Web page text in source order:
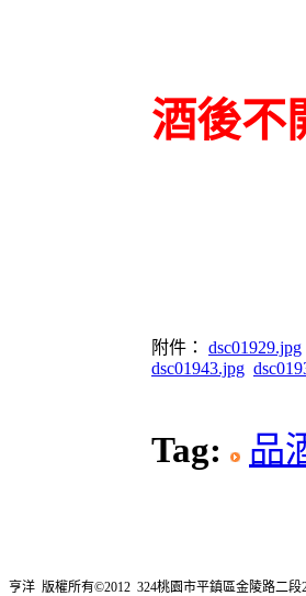
酒後不
附件： dsc01929.jpg
dsc01943.jpg
Tag: 品
亨洋 版權所有©2012 324桃園市平鎮區金陵路二段